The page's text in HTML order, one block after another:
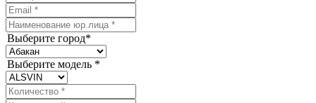
Выберите город*
Выберите модель *